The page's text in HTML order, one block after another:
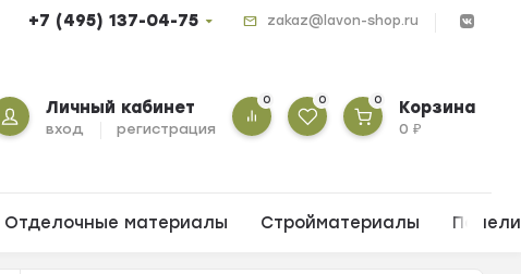
+7 (495) 137-04-75 zakaz@lavon-shop.ru
Личный кабинет
вход регистрация
0 0 0 Корзина
0₽
Отделочные материалы Стройматериалы